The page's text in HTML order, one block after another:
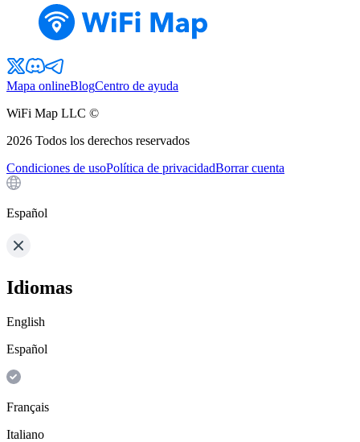
Mapa onlineBlogCentro de ayuda
WiFi Map LLC ©
2026 Todos los derechos reservados
Condiciones de usoPolítica de privacidadBorrar cuenta
Español
Idiomas
English
Español
Français
Italiano